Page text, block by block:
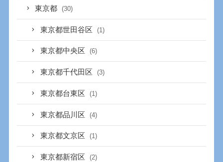
東京都 (30)
東京都世田谷区 (1)
東京都中央区 (6)
東京都千代田区 (3)
東京都台東区 (1)
東京都品川区 (4)
東京都文京区 (1)
東京都新宿区 (2)